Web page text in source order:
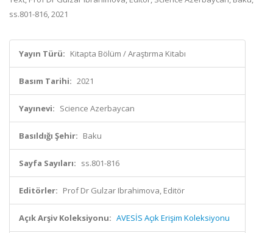
ss.801-816, 2021
Yayın Türü: Kitapta Bölüm / Araştırma Kitabı
Basım Tarihi: 2021
Yayınevi: Science Azerbaycan
Basıldığı Şehir: Baku
Sayfa Sayıları: ss.801-816
Editörler: Prof Dr Gulzar Ibrahimova, Editör
Açık Arşiv Koleksiyonu: AVESİS Açık Erişim Koleksiyonu